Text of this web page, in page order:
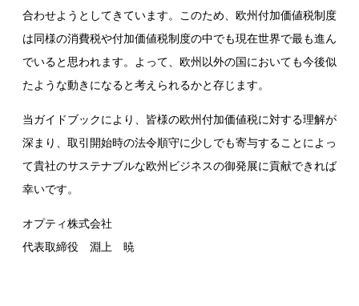
合わせようとしてきています。このため、欧州付加価値税制度
は同様の消費税や付加価値税制度の中でも現在世界で最も進ん
でいると思われます。よって、欧州以外の国においても今後似
たような動きになると考えられるかと存じます。
当ガイドブックにより、皆様の欧州付加価値税に対する理解が
深まり、取引開始時の法令順守に少しでも寄与することによっ
て貴社のサステナブルな欧州ビジネスの御発展に貢献できれば
幸いです。
オプティ株式会社
代表取締役 淵上 暁